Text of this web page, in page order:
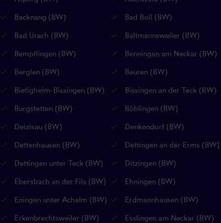
Backnang (BW)
Bad Boll (BW)
Bad Urach (BW)
Baltmannsweiler (BW)
Bempflingen (BW)
Benningen am Neckar (BW)
Berglen (BW)
Beuren (BW)
Bietigheim-Bissingen (BW)
Bissingen an der Teck (BW)
Burgstetten (BW)
Böblingen (BW)
Deizisau (BW)
Denkendorf (BW)
Dettenhausen (BW)
Dettingen an der Erms (BW)
Dettingen unter Teck (BW)
Ditzingen (BW)
Ebersbach an der Fils (BW)
Ehningen (BW)
Eningen unter Achalm (BW)
Erdmannhausen (BW)
Erkenbrechtsweiler (BW)
Esslingen am Neckar (BW)